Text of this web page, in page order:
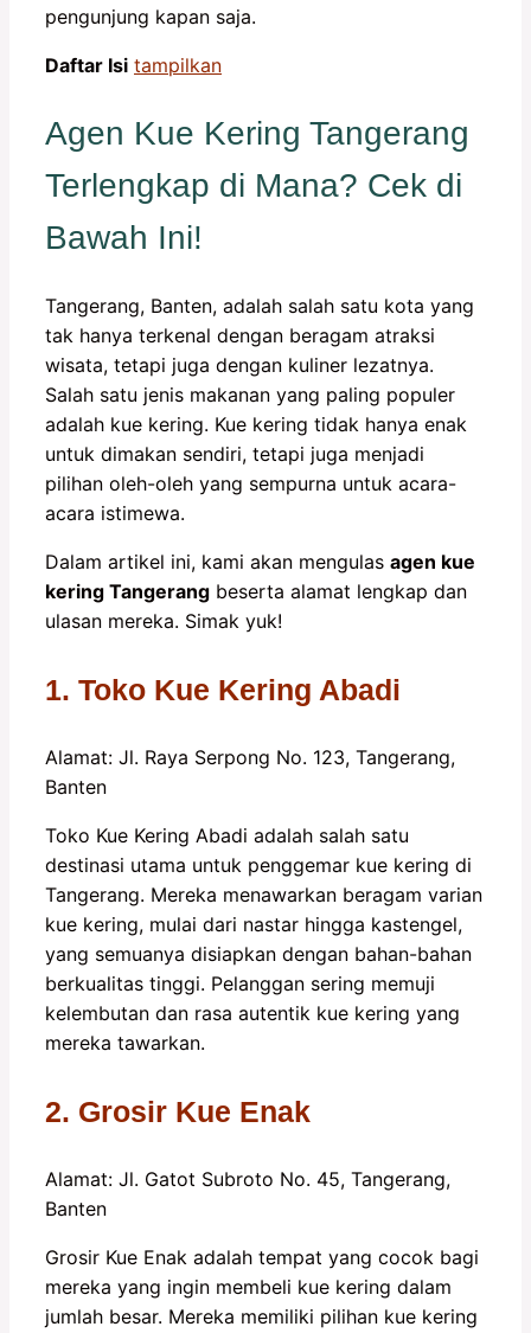
pengunjung kapan saja.
Daftar Isi tampilkan
Agen Kue Kering Tangerang
Terlengkap di Mana? Cek di
Bawah Ini!
Tangerang, Banten, adalah salah satu kota yang
tak hanya terkenal dengan beragam atraksi
wisata, tetapi juga dengan kuliner lezatnya.
Salah satu jenis makanan yang paling populer
adalah kue kering. Kue kering tidak hanya enak
untuk dimakan sendiri, tetapi juga menjadi
pilihan oleh-oleh yang sempurna untuk acara-
acara istimewa.
Dalam artikel ini, kami akan mengulas agen kue
kering Tangerang beserta alamat lengkap dan
ulasan mereka. Simak yuk!
1. Toko Kue Kering Abadi
Alamat: Jl. Raya Serpong No. 123, Tangerang,
Banten
Toko Kue Kering Abadi adalah salah satu
destinasi utama untuk penggemar kue kering di
Tangerang. Mereka menawarkan beragam varian
kue kering, mulai dari nastar hingga kastengel,
yang semuanya disiapkan dengan bahan-bahan
berkualitas tinggi. Pelanggan sering memuji
kelembutan dan rasa autentik kue kering yang
mereka tawarkan.
2. Grosir Kue Enak
Alamat: Jl. Gatot Subroto No. 45, Tangerang,
Banten
Grosir Kue Enak adalah tempat yang cocok bagi
mereka yang ingin membeli kue kering dalam
jumlah besar. Mereka memiliki pilihan kue kering